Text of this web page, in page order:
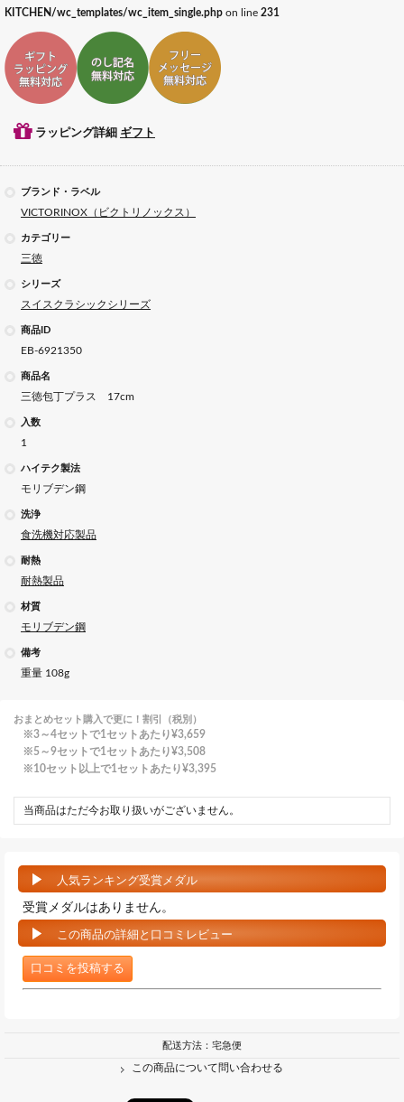
KITCHEN/wc_templates/wc_item_single.php on line 231
ギフトラッピング対応ギフトのし記名対応
ラッピング詳細 ギフト
ブランド・ラベル
VICTORINOX（ビクトリノックス）
カテゴリー
三徳
シリーズ
スイスクラシックシリーズ
商品ID
EB-6921350
商品名
三徳包丁プラス 17cm
入数
1
ハイテク製法
モリブデン鋼
洗浄
食洗機対応製品
耐熱
耐熱製品
材質
モリブデン鋼
備考
重量 108g
おまとめセット購入で更に！割引（税別）
3～4セットで1セットあたり¥3,659
5～9セットで1セットあたり¥3,508
10セット以上で1セットあたり¥3,395
当商品はただ今お取り扱いがございません。
人気ランキング受賞メダル
受賞メダルはありません。
この商品の詳細と口コミレビュー
口コミを投稿する
配送方法：宅急便
この商品について問い合わせる